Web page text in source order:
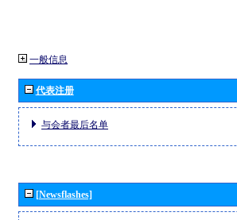
一般信息
代表注册
与会者最后名单
[Newsflashes]